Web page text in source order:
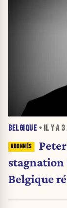
BELGIQUE • IL Y A 3
stagnation
Belgique